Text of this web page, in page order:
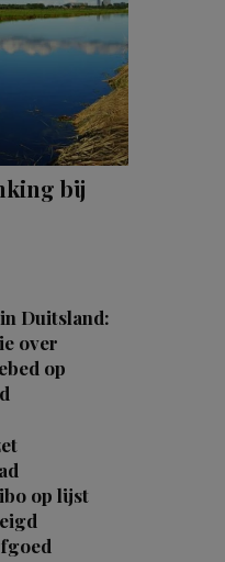
bij
Duitsland:
over
op
op lijst